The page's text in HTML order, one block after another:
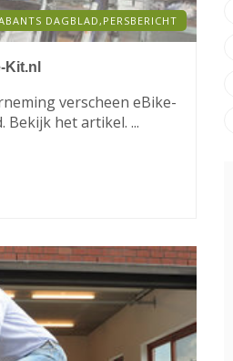
DAGBLAD, PERSBERICHT
verscheen eBike-
Bekijk het artikel. ...